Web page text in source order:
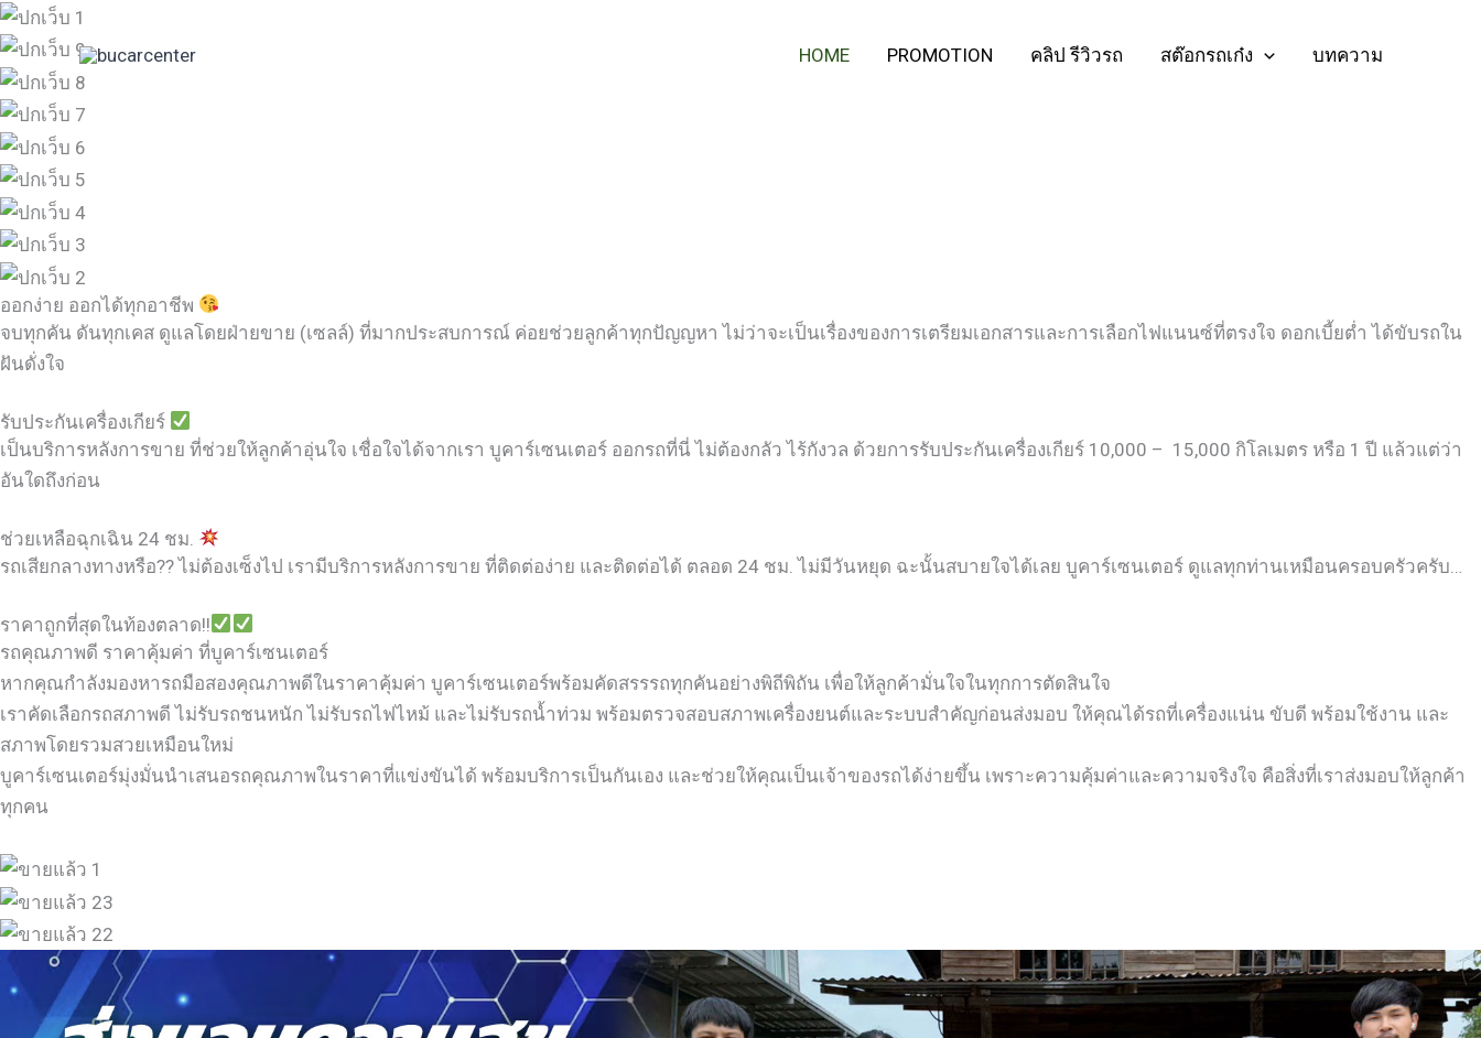
Skip
to
content
HOME PROMOTION คลิป รีวิวรถ สต๊อกรถเก๋ง บทความ
ออกง่าย ออกได้ทุกอาชีพ
จบทุกคัน ดันทุกเคส ดูแลโดยฝ่ายขาย (เซลล์) ที่มากประสบการณ์ ค่อยช่วยลูกค้าทุกปัญญหา ไม่ว่าจะเป็นเรื่องของการเตรียมเอกสารและการเลือกไฟแนนซ์ที่ตรงใจ ดอกเบี้ยต่ำ ได้ขับรถใน
ฝันดั่งใจ
รับประกันเครื่องเกียร์
เป็นบริการหลังการขาย ที่ช่วยให้ลูกค้าอุ่นใจ เชื่อใจได้จากเรา บูคาร์เซนเตอร์ ออกรถที่นี่ ไม่ต้องกลัว ไร้กังวล ด้วยการรับประกันเครื่องเกียร์ 10,000 – 15,000 กิโลเมตร หรือ 1 ปี แล้วแต่ว่า
อันใดถึงก่อน
ช่วยเหลือฉุกเฉิน 24 ชม.
รถเสียกลางทางหรือ?? ไม่ต้องเซ็งไป เรามีบริการหลังการขาย ที่ติดต่อง่าย และติดต่อได้ ตลอด 24 ชม. ไม่มีวันหยุด ฉะนั้นสบายใจได้เลย บูคาร์เซนเตอร์ ดูแลทุกท่านเหมือนครอบครัวครับ…
ราคาถูกที่สุดในท้องตลาด!!
รถคุณภาพดี ราคาคุ้มค่า ที่บูคาร์เซนเตอร์
หากคุณกำลังมองหารถมือสองคุณภาพดีในราคาคุ้มค่า บูคาร์เซนเตอร์พร้อมคัดสรรรถทุกคันอย่างพิถีพิถัน เพื่อให้ลูกค้ามั่นใจในทุกการตัดสินใจ
เราคัดเลือกรถสภาพดี ไม่รับรถชนหนัก ไม่รับรถไฟไหม้ และไม่รับรถน้ำท่วม พร้อมตรวจสอบสภาพเครื่องยนต์และระบบสำคัญก่อนส่งมอบ ให้คุณได้รถที่เครื่องแน่น ขับดี พร้อมใช้งาน และ
สภาพโดยรวมสวยเหมือนใหม่
บูคาร์เซนเตอร์มุ่งมั่นนำเสนอรถคุณภาพในราคาที่แข่งขันได้ พร้อมบริการเป็นกันเอง และช่วยให้คุณเป็นเจ้าของรถได้ง่ายขึ้น เพราะความคุ้มค่าและความจริงใจ คือสิ่งที่เราส่งมอบให้ลูกค้า
ทุกคน